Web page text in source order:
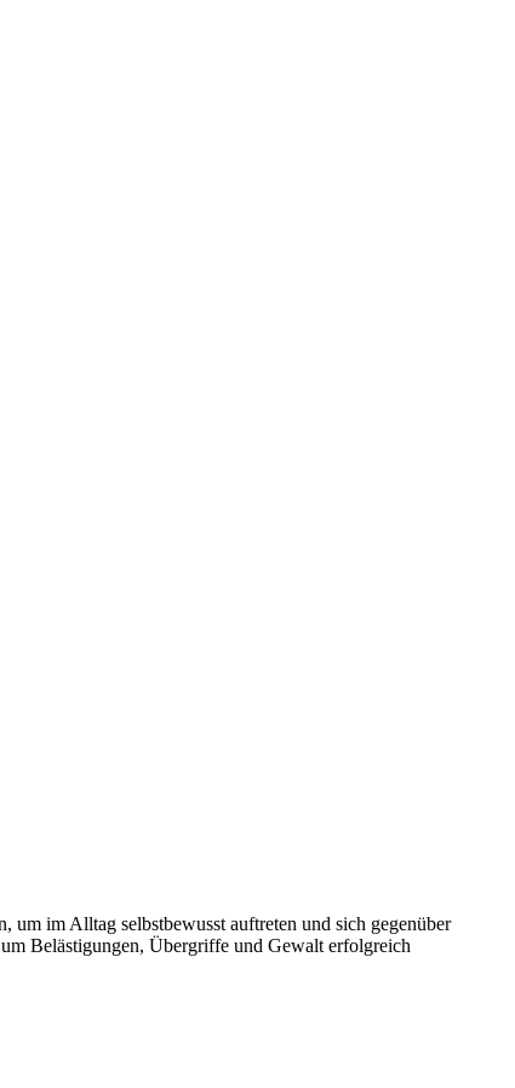
im Alltag selbstbewusst auftreten und sich gegenüber
Belästigungen, Übergriffe und Gewalt erfolgreich